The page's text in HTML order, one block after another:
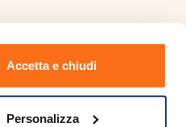
Accetta e chiudi
Personalizza